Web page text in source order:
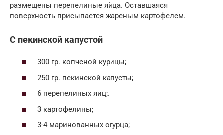
размещены перепелиные яйца. Оставшаяся
поверхность присыпается жареным картофелем.
С пекинской капустой
300 гр. копченой курицы;
250 гр. пекинской капусты;
6 перепелиных яиц;.
3 картофелины;
3-4 маринованных огурца;